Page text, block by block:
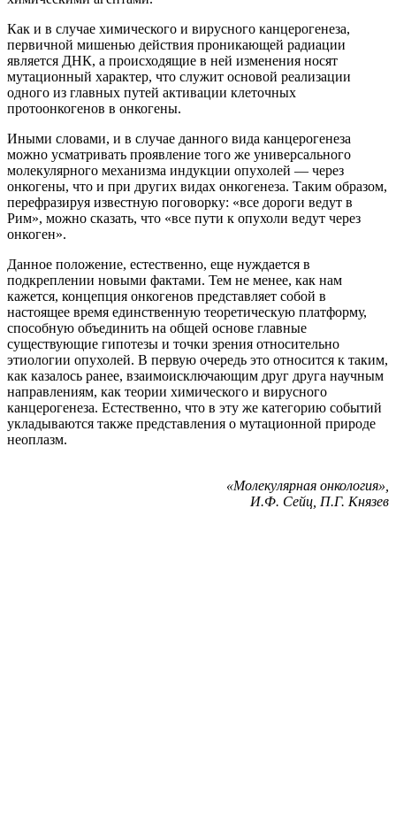
Как и в случае химического и вирусного канцерогенеза,
первичной мишенью действия проникающей радиации
является ДНК, а происходящие в ней изменения носят
мутационный характер, что служит основой реализации
одного из главных путей активации клеточных
протоонкогенов в онкогены.
Иными словами, и в случае данного вида канцерогенеза
можно усматривать проявление того же универсального
молекулярного механизма индукции опухолей — через
онкогены, что и при других видах онкогенеза. Таким образом,
перефразируя известную поговорку: «все дороги ведут в
Рим», можно сказать, что «все пути к опухоли ведут через
онкоген».
Данное положение, естественно, еще нуждается в
подкреплении новыми фактами. Тем не менее, как нам
кажется, концепция онкогенов представляет собой в
настоящее время единственную теоретическую платформу,
способную объединить на общей основе главные
существующие гипотезы и точки зрения относительно
этиологии опухолей. В первую очередь это относится к таким,
как казалось ранее, взаимоисключающим друг друга научным
направлениям, как теории химического и вирусного
канцерогенеза. Естественно, что в эту же категорию событий
укладываются также представления о мутационной природе
неоплазм.
«Молекулярная онкология»,
И.Ф. Сейц, П.Г. Князев